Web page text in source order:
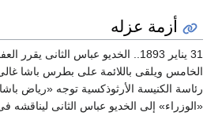
أزمة عزله
31 يناير 1893.. الخديو عباس الثانى يقرر
الخامس ويلقى باللائمة على بطرس باشا غالى
رئاسة الكنيسة الأرثوذكسية توجه «رياض
«الوزراء» إلى الخديو عباس الثانى ليناقشه فى